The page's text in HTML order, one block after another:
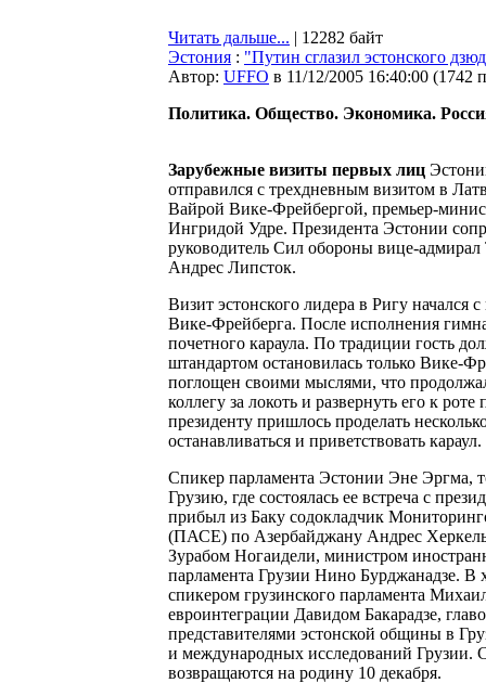
Читать дальше... | 12282 байт
Эстония : "Путин сглазил эстонского
Автор: UFFO в 11/12/2005 16:40:00 (1742
Политика. Общество. Экономика.
Зарубежные визиты первых лиц
отправился с трехдневным визитом в
Вайрой Вике-Фрейбергой, премьер-
Ингридой Удре. Президента Эстонии
руководитель Сил обороны вице-
Андрес Липсток.
Визит эстонского лидера в Ригу начался
Вике-Фрейберга. После исполнения
почетного караула. По традиции гость
штандартом остановилась только Вике-
поглощен своими мыслями, что
коллегу за локоть и развернуть его к
президенту пришлось проделать
останавливаться и приветствовать караул.
Спикер парламента Эстонии Эне Эргма,
Грузию, где состоялась ее встреча с
прибыл из Баку содокладчик
(ПАСЕ) по Азербайджану Андрес
Зурабом Ногаидели, министром
парламента Грузии Нино Бурджанадзе. В
спикером грузинского парламента
евроинтеграции Давидом Бакарадзе,
представителями эстонской общины в
и международных исследований Грузии.
возвращаются на родину 10 декабря.